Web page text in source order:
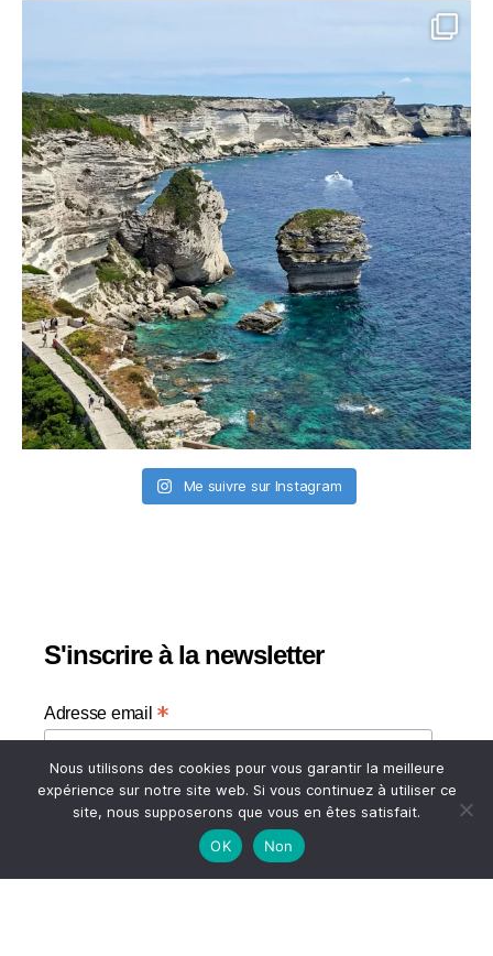
Me suivre sur Instagram
S'inscrire à la newsletter
Adresse email *
Votre adresse email
Nous utilisons des cookies pour vous garantir la meilleure
expérience sur notre site web. Si vous continuez à utiliser ce
site, nous supposerons que vous en êtes satisfait.
OK
Non